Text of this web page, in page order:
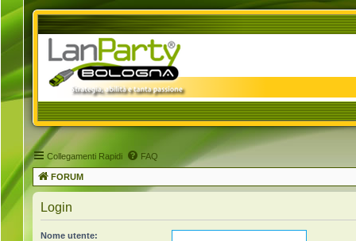
Collegamenti Rapidi FAQ
FORUM
Login
Nome utente: